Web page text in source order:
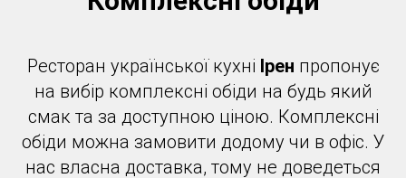
Ресторан української кухні Ірен пропонує
на вибір комплексні обіди на будь який
смак та за доступною ціною. Комплексні
обіди можна замовити додому чи в офіс. У
нас власна доставка, тому не доведеться